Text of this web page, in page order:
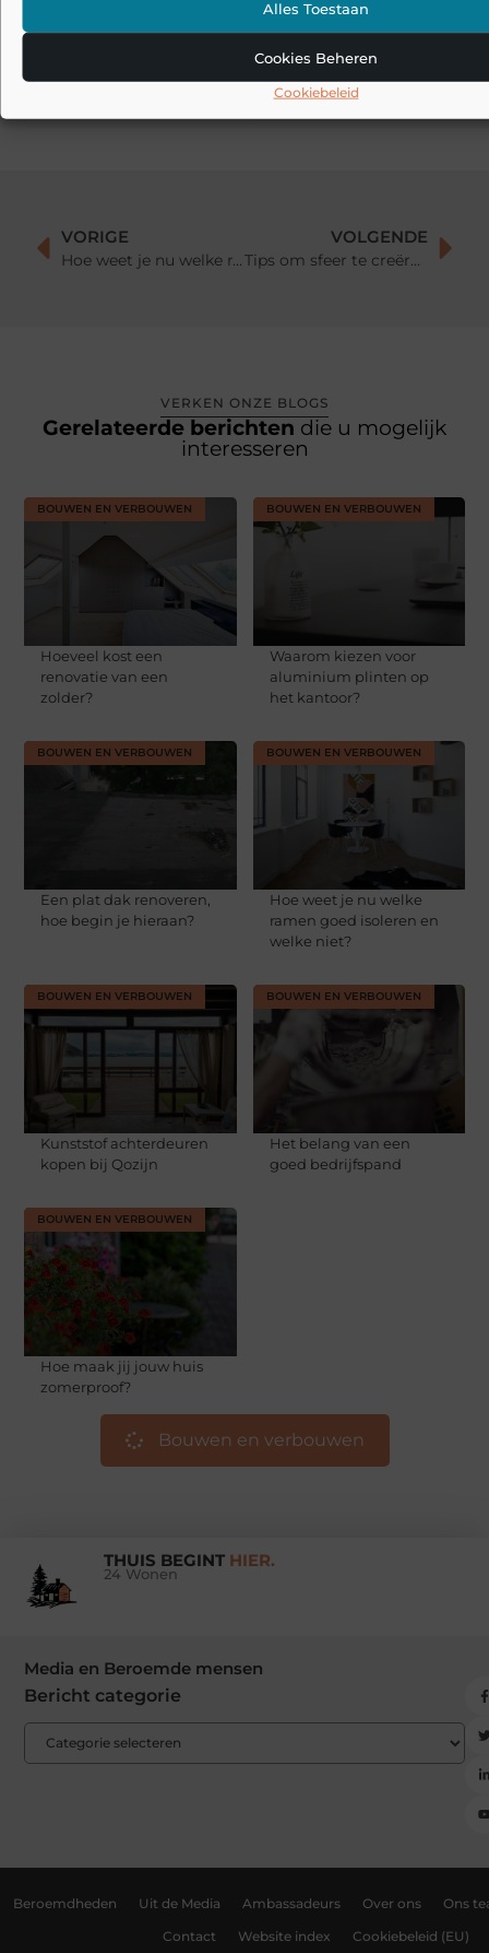
Alles Toestaan
Cookies Beheren
Cookiebeleid
Veelgemaakte fouten bij akoestiek in huis: waarom oplossingen
Akoestische panelen combineren met interieur: zo maak je
akoestiek mooi in plaats van storend
VORIGE
Hoe weet je nu welke ramen goed isoleren en welke niet?
VOLGENDE
Tips om sfeer te creëren in je woning:
VERKEN ONZE BLOGS
Gerelateerde berichten die u mogelijk
interesseren
BOUWEN EN VERBOUWEN
Hoeveel kost een
renovatie van een
zolder?
BOUWEN EN VERBOUWEN
Waarom kiezen voor
aluminium plinten op
het kantoor?
BOUWEN EN VERBOUWEN
Een plat dak renoveren,
hoe begin je hieraan?
BOUWEN EN VERBOUWEN
Hoe weet je nu welke
ramen goed isoleren en
welke niet?
BOUWEN EN VERBOUWEN
Kunststof achterdeuren
kopen bij Qozijn
BOUWEN EN VERBOUWEN
Het belang van een
goed bedrijfspand
BOUWEN EN VERBOUWEN
Hoe maak jij jouw huis
zomerproof?
Bouwen en verbouwen
THUIS BEGINT HIER.
24 Wonen
Media en Beroemde mensen
Bericht categorie
Beroemdheden Uit de Media Ambassadeurs Over ons Ons
Contact Website index Cookiebeleid (EU)